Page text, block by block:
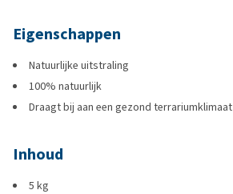
Eigenschappen
Natuurlijke uitstraling
100% natuurlijk
Draagt bij aan een gezond terrariumklimaat
Inhoud
5 kg